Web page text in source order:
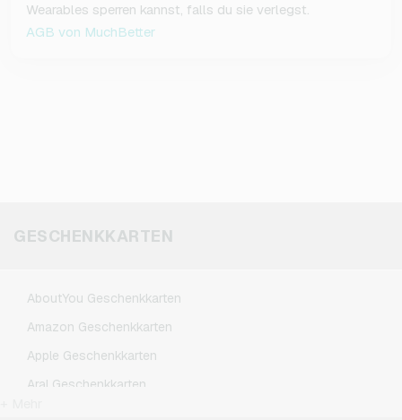
Wearables sperren kannst, falls du sie verlegst.
AGB von MuchBetter
GESCHENKKARTEN
AboutYou Geschenkkarten
Amazon Geschenkkarten
Apple Geschenkkarten
Aral Geschenkkarten